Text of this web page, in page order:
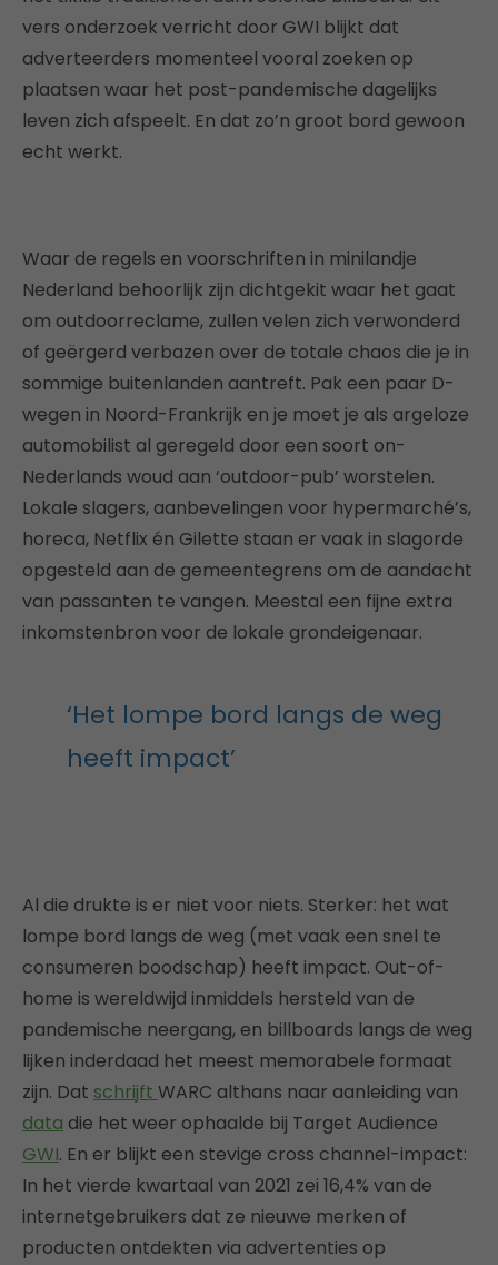
vers onderzoek verricht door GWI blijkt dat
adverteerders momenteel vooral zoeken op
plaatsen waar het post-pandemische dagelijks
leven zich afspeelt. En dat zo’n groot bord gewoon
echt werkt.
Waar de regels en voorschriften in minilandje
Nederland behoorlijk zijn dichtgekit waar het gaat
om outdoorreclame, zullen velen zich verwonderd
of geërgerd verbazen over de totale chaos die je in
sommige buitenlanden aantreft. Pak een paar D-
wegen in Noord-Frankrijk en je moet je als argeloze
automobilist al geregeld door een soort on-
Nederlands woud aan ‘outdoor-pub’ worstelen.
Lokale slagers, aanbevelingen voor hypermarché’s,
horeca, Netflix én Gilette staan er vaak in slagorde
opgesteld aan de gemeentegrens om de aandacht
van passanten te vangen. Meestal een fijne extra
inkomstenbron voor de lokale grondeigenaar.
‘Het lompe bord langs de weg
heeft impact’
Al die drukte is er niet voor niets. Sterker: het wat
lompe bord langs de weg (met vaak een snel te
consumeren boodschap) heeft impact. Out-of-
home is wereldwijd inmiddels hersteld van de
pandemische neergang, en billboards langs de weg
lijken inderdaad het meest memorabele formaat
zijn. Dat schrijft WARC althans naar aanleiding van
data die het weer ophaalde bij Target Audience
GWI. En er blijkt een stevige cross channel-impact:
In het vierde kwartaal van 2021 zei 16,4% van de
internetgebruikers dat ze nieuwe merken of
producten ontdekten via advertenties op